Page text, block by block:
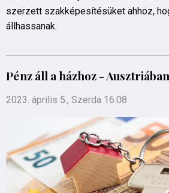
szerzett szakképesítésüket ahhoz,
állhassanak.
Pénz áll a házhoz - Ausztriában
2023. április 5., Szerda 16:08